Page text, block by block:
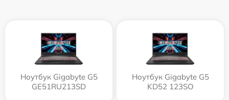
Ноутбук Gigabyte G5
GE51RU213SD
Ноутбук Gigabyte G5
KD52 123SO